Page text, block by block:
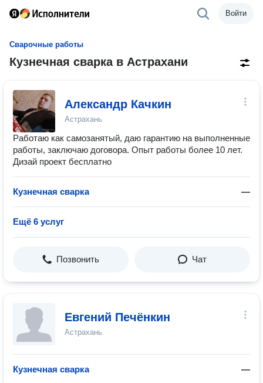
Войти
Сварочные работы
Кузнечная сварка в Астрахани
Александр Качкин
Астрахань
Работаю как самозанятый, даю гарантию на выполненные
работы, заключаю договора. Опыт работы более 10 лет.
Дизай проект бесплатно
Кузнечная сварка —
Ещё 6 услуг
Позвонить Чат
Евгений Печёнкин
Астрахань
Кузнечная сварка —